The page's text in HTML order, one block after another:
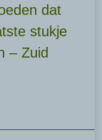
dat
stukje
– Zuid